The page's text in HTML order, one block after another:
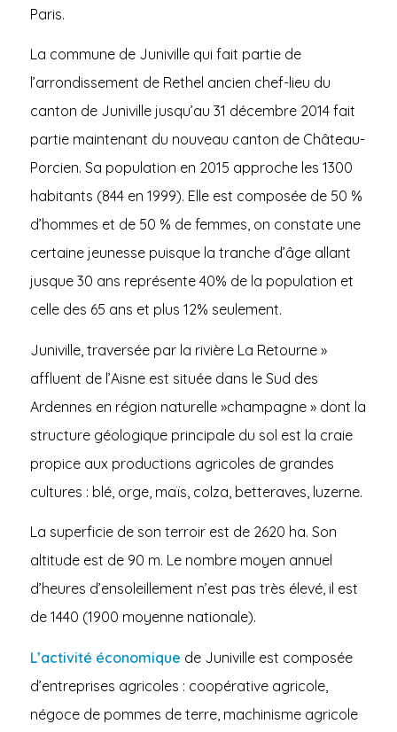
Paris.
La commune de Juniville qui fait partie de
l’arrondissement de Rethel ancien chef-lieu du
canton de Juniville jusqu’au 31 décembre 2014 fait
partie maintenant du nouveau canton de Château-
Porcien. Sa population en 2015 approche les 1300
habitants (844 en 1999). Elle est composée de 50 %
d’hommes et de 50 % de femmes, on constate une
certaine jeunesse puisque la tranche d’âge allant
jusque 30 ans représente 40% de la population et
celle des 65 ans et plus 12% seulement.
Juniville, traversée par la rivière La Retourne »
affluent de l’Aisne est située dans le Sud des
Ardennes en région naturelle »champagne » dont la
structure géologique principale du sol est la craie
propice aux productions agricoles de grandes
cultures : blé, orge, maïs, colza, betteraves, luzerne.
La superficie de son terroir est de 2620 ha. Son
altitude est de 90 m. Le nombre moyen annuel
d’heures d’ensoleillement n’est pas très élevé, il est
de 1440 (1900 moyenne nationale).
L’activité économique de Juniville est composée
d’entreprises agricoles : coopérative agricole,
négoce de pommes de terre, machinisme agricole